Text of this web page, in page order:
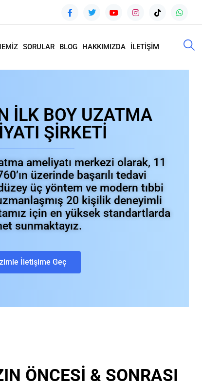
SORULAR BLOG HAKKIMIZDA İLETİŞİM
İLK BOY UZATMA
ŞİRKETİ
ameliyatı merkezi olarak, 11
üzerinde başarılı tedavi
üç yöntem ve modern tıbbi
20 kişilik deneyimli
için en yüksek standartlarda
sunmaktayız.
İletişime Geç
ÖNCESİ & SONRASI